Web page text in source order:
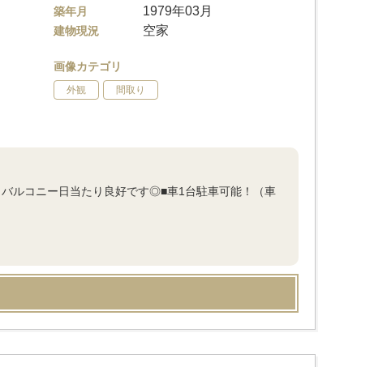
築年月 1979年03月
建物現況 空家
画像カテゴリ
外観 間取り
ルコニー日当たり良好です◎■車1台駐車可能！（車